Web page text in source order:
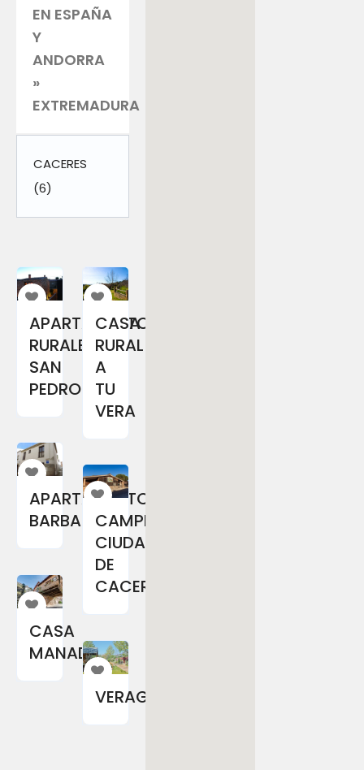
EN ESPAÑA
Y
ANDORRA
»
EXTREMADURA
CACERES
(6)
APARTAMENTOS
RURALES
SAN
PEDRO
CASA
RURAL
A
TU
VERA
APARTAMENTOS
BARBANCHOCAMPING
CIUDAD
DE
CACERES
CASA
MANADERO
VERAGUA